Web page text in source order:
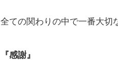
全ての関わりの中で一番大切
『感謝』